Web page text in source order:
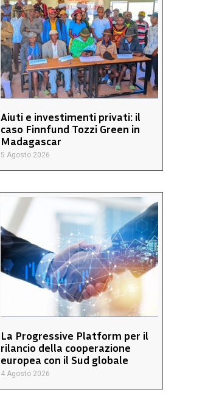
Aiuti e investimenti privati: il
caso Finnfund Tozzi Green in
Madagascar
5 Agosto 2026
La Progressive Platform per il
rilancio della cooperazione
europea con il Sud globale
4 Agosto 2026